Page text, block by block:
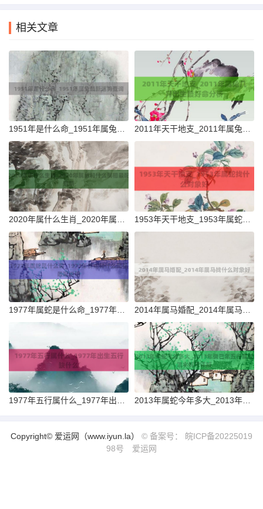
相关文章
Copyright© 爱运网（www.iyun.la） © 备案号： 皖ICP备20225019
98号
爱运网